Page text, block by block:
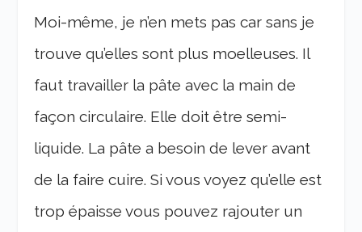
Moi-même, je n’en mets pas car sans je
trouve qu’elles sont plus moelleuses. Il
faut travailler la pâte avec la main de
façon circulaire. Elle doit être semi-
liquide. La pâte a besoin de lever avant
de la faire cuire. Si vous voyez qu’elle est
trop épaisse vous pouvez rajouter un